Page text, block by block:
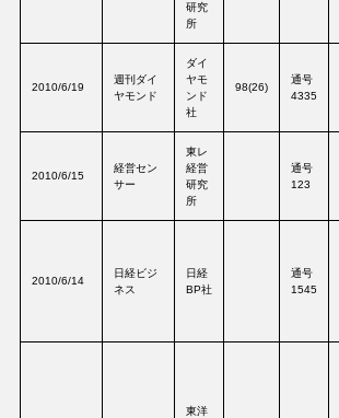
研究
所
2010/6/19
週刊ダイ
ヤモンド
ダイ
ヤモ
ンド
社
98(26)
通号
4335
2010/6/15
経営セン
サー
東レ
経営
研究
所
通号
123
2010/6/14
日経ビジ
ネス
日経
BP社
通号
1545
東洋